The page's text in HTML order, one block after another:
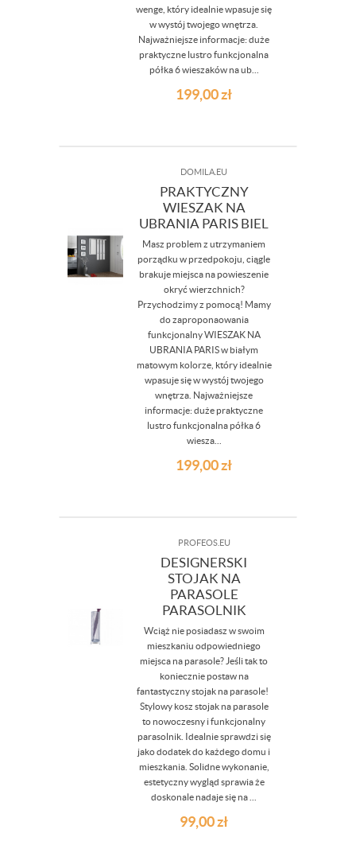
wenge, który idealnie wpasuje się
w wystój twojego wnętrza.
Najważniejsze informacje: duże
praktyczne lustro funkcjonalna
półka 6 wieszaków na ub...
199,00zł
DOMILA.EU
PRAKTYCZNY
WIESZAK NA
UBRANIA PARIS BIEL
Masz problem z utrzymaniem
porządku w przedpokoju, ciągle
brakuje miejsca na powieszenie
okryć wierzchnich?
Przychodzimy z pomocą! Mamy
do zaproponaowania
funkcjonalny WIESZAK NA
UBRANIA PARIS w białym
matowym kolorze, który idealnie
wpasuje się w wystój twojego
wnętrza. Najważniejsze
informacje: duże praktyczne
lustro funkcjonalna półka 6
wiesza...
199,00zł
PROFEOS.EU
DESIGNERSKI
STOJAK NA
PARASOLE
PARASOLNIK
Wciąż nie posiadasz w swoim
mieszkaniu odpowiedniego
miejsca na parasole? Jeśli tak to
koniecznie postaw na
fantastyczny stojak na parasole!
Stylowy kosz stojak na parasole
to nowoczesny i funkcjonalny
parasolnik. Idealnie sprawdzi się
jako dodatek do każdego domu i
mieszkania. Solidne wykonanie,
estetyczny wygląd sprawia że
doskonale nadaje się na ...
99,00zł